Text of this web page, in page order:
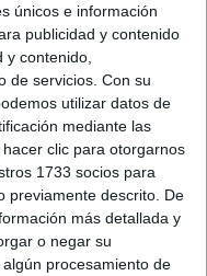
únicos e información
publicidad y contenido
y contenido,
de servicios. Con su
utilizar datos de
mediante las
clic para otorgarnos
1733 socios para
previamente descrito. De
más detallada y
o negar su
procesamiento de
energías ha sido una
y que aún sigue siendo